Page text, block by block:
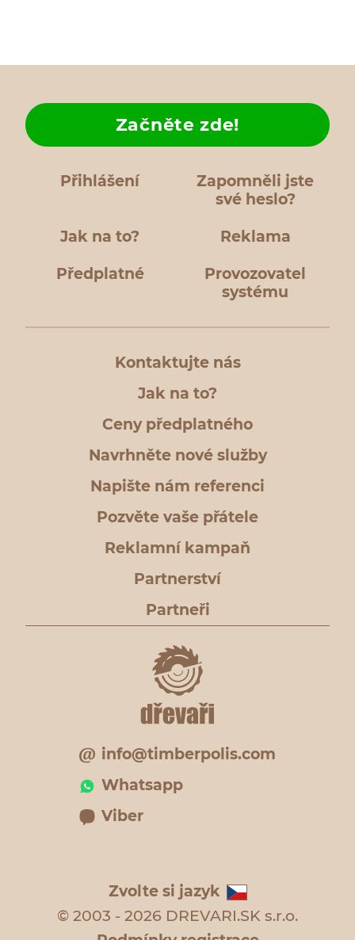
Přihlášení
Zapomněli jste
své heslo?
Jak na to?
Začněte zde!
Reklama
Předplatné
Provozovatel
systému
Kontaktujte nás
Jak na to?
Ceny předplatného
Navrhněte nové služby
Napište nám referenci
Pozvěte vaše přátele
Reklamní kampaň
Partnerství
Partneři
info@timberpolis.com
Whatsapp
Viber
Zvolte si jazyk
© 2003 - 2026 DREVARI.SK s.r.o.